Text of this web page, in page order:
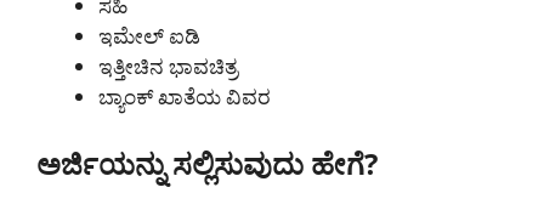
ಇಮೇಲ್ ಐಡಿ
ಇತ್ತೀಚಿನ ಭಾವಚಿತ್ರ
ಬ್ಯಾಂಕ್ ಖಾತೆಯ ವಿವರ
ಅರ್ಜಿಯನ್ನು ಸಲ್ಲಿಸುವುದು ಹೇಗೆ?